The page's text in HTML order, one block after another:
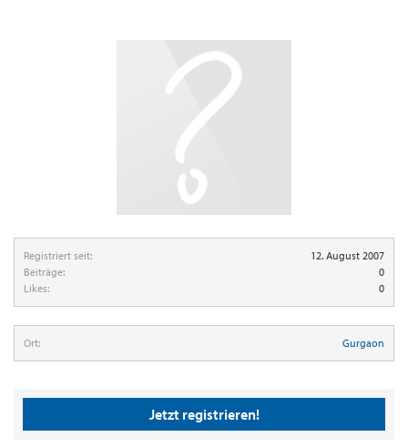
Registriert seit:
12. August 2007
Beiträge:
0
Likes:
0
Ort: Gurgaon
Jetzt registrieren!